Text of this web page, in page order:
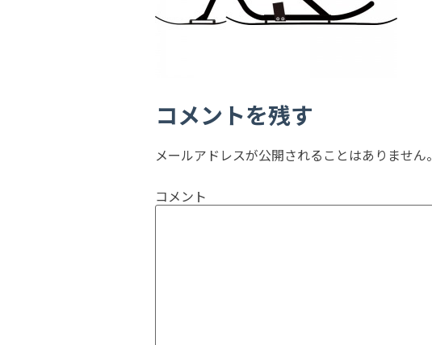
コメントを残す
メールアドレスが公開されることはありません。
コメント